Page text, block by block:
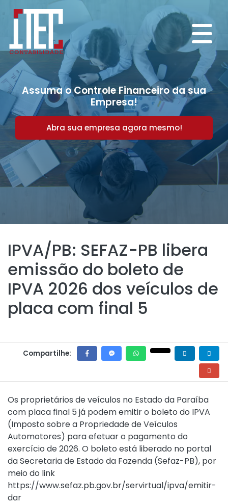
Assuma o Controle Financeiro da sua
Empresa!
Abra sua empresa agora mesmo!
IPVA/PB: SEFAZ-PB libera
emissão do boleto de
IPVA 2026 dos veículos de
placa com final 5
Compartilhe:
Os proprietários de veículos no Estado da Paraíba
com placa final 5 já podem emitir o boleto do IPVA
(Imposto sobre a Propriedade de Veículos
Automotores) para efetuar o pagamento do
exercício de 2026. O boleto está liberado no portal
da Secretaria de Estado da Fazenda (Sefaz-PB), por
meio do link
https://www.sefaz.pb.gov.br/servirtual/ipva/emitir-
dar